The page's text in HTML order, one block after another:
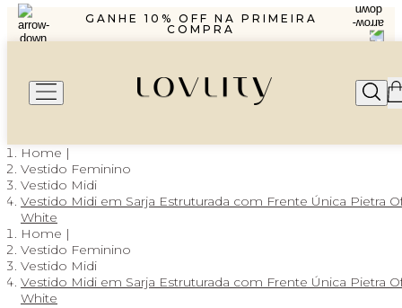
GANHE 10% OFF NA PRIMEIRA
COMPRA
PARCELAMENTO EM ATÉ 6X SEM
R$1299,99 ENVIO PAC
GANHE 10% OFF NA PRIMEIRA
Vestido Feminino
Vestido Midi
Vestido Midi em Sarja Estruturada com Frente Única Pietra
White
Vestido Feminino
Vestido Midi
Vestido Midi em Sarja Estruturada com Frente Única Pietra
White